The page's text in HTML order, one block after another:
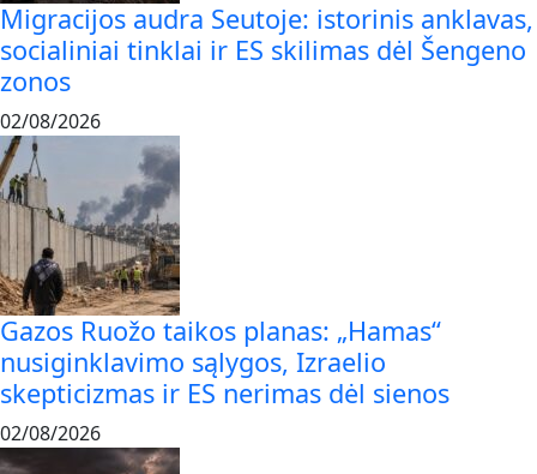
Migracijos audra Seutoje: istorinis anklavas,
socialiniai tinklai ir ES skilimas dėl Šengeno
zonos
02/08/2026
Gazos Ruožo taikos planas: „Hamas“
nusiginklavimo sąlygos, Izraelio
skepticizmas ir ES nerimas dėl sienos
02/08/2026